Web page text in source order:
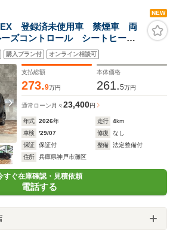
NEW
EX 登録済未使用車 禁煙車 両
ズコントロール シートヒータ
ー バックカメラ 衝突軽減ブ
ルミホイール ブラインドスポ
購入プラン付 オンライン相談可
支払総額
273.9万円
本体価格
261.5万円
通常ローン 月々23,400円
年式 2026年 走行 4km
車検
'29/07 修復
なし
保証
保証付 整備
法定整備付
住所
兵庫県神戸市灘区
すぐ在庫確認・見積依頼
電話する